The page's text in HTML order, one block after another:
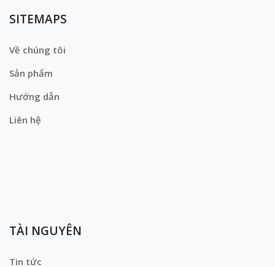
SITEMAPS
Về chúng tôi
Sản phẩm
Hướng dẫn
Liên hệ
TÀI NGUYÊN
Tin tức